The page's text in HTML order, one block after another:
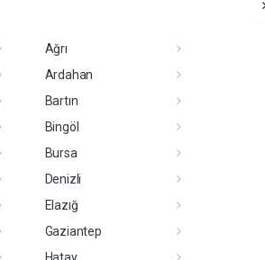
Ağrı
Ardahan
Bartın
Bingöl
Bursa
Denizli
Elazığ
Gaziantep
Hatay